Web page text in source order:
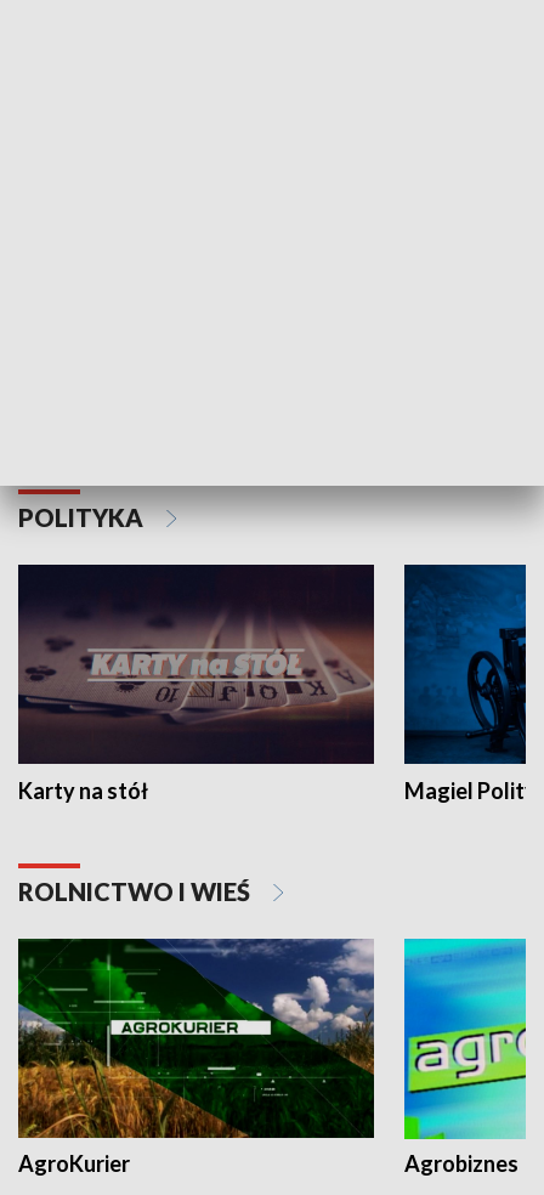
POLITYKA
Karty na stół Magiel
ROLNICTWO I WIEŚ
AgroKurier Agrobiznes